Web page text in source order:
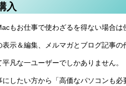
入
もお仕事で使わざるを得ない場合
示＆編集、メルマガとブログ記事
凡な一ユーザーでしかありません。
したい方から「高価なパソコンも